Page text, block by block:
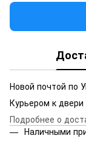
Новой почтой по
Курьером к
Подробнее о
Наличными